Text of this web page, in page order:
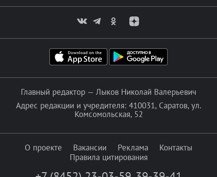
Главный редактор — Лыков Николай Валерьевич
Адрес редакции и учредителя: 410031, Саратов, ул.
Комсомольская, 52
О проекте Вакансии Реклама
Контакты
Правила цитирования